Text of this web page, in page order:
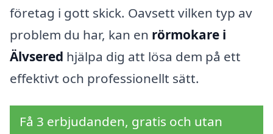
företag i gott skick. Oavsett vilken typ av
problem du har, kan en rörmokare i
Älvsered hjälpa dig att lösa dem på ett
effektivt och professionellt sätt.
Få 3 erbjudanden, gratis och utan